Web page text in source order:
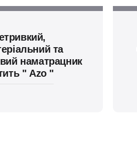
та
наматрацник
" Azo "